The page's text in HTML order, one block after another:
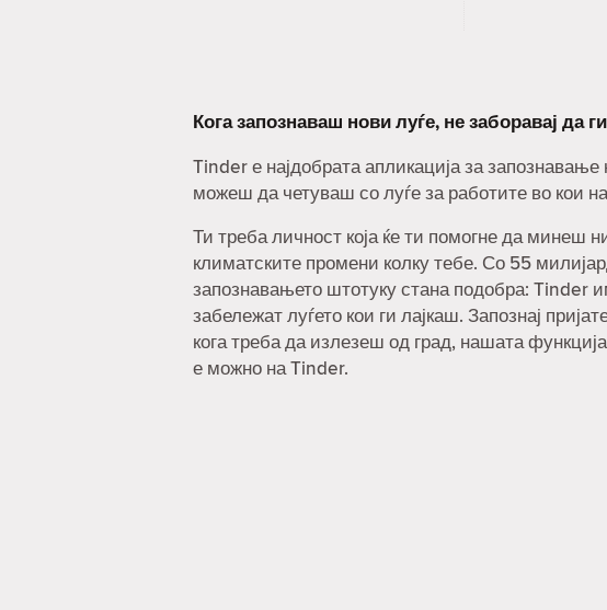
Кога запознаваш нови луѓе, не заборавај да
Tinder е најдобрата апликација за
можеш да четуваш со луѓе за работите во кои
Ти треба личност која ќе ти помогне да минеш
климатските промени колку тебе. Со 55
запознавањето штотуку стана подобра:
забележат луѓето кои ги лајкаш. Запознај
кога треба да излезеш од град, нашата
е можно на Tinder.